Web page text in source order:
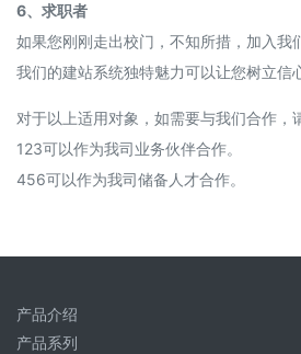
6、求职者
如果您刚刚走出校门，不知所措，加入我
我们的建站系统独特魅力可以让您树立信
对于以上适用对象，如需要与我们合作，
123可以作为我司业务伙伴合作。
456可以作为我司储备人才合作。
产品介绍
产品系列